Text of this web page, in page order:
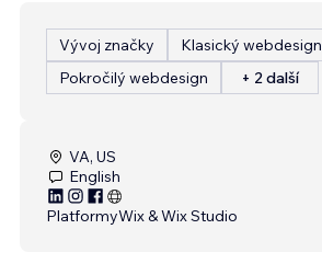
Vývoj značky
Klasický webdesign
Pokročilý webdesign
+ 2 další
VA, US
English
PlatformyWix & Wix Studio